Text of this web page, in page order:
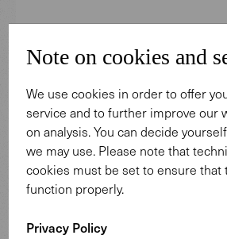
PRODUKTE
Note on cookies and
We use cookies in order to offer
service and to further improve our
on analysis. You can decide
we may use. Please note that
cookies must be set to ensure that
function properly.
Privacy Policy